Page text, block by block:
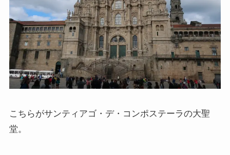
マルクス・エンゲルスの生涯と思想背景
産業革命とイギリス・ヨーロッパ社会
ロシアの歴史・文化とドストエフスキー
ディストピア・SF小説から考える現代社会
三島由紀夫と日本文学
こちらがサンティアゴ・デ・コンポステーラの大聖
堂。